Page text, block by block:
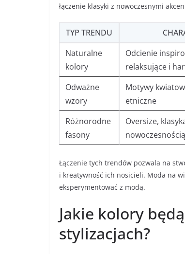
łączenie klasyki z nowoczesnymi
TYP TRENDU
Naturalne
kolory
Odcienie
relaksujące i
Odważne
wzory
Motywy
etniczne
Różnorodne
fasony
Oversize,
nowoczesnością
Łączenie tych trendów pozwala na
i kreatywność ich nosicieli. Moda na
eksperymentować z modą.
Jakie kolory
stylizacjach?